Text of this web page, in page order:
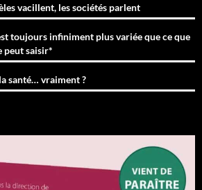
vacillent, les sociétés parlent
toujours infiniment plus variée que ce que
peut saisir*
santé… vraiment ?